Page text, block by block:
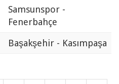
Samsunspor -
Fenerbahçe
Başakşehir - Kasımpaşa